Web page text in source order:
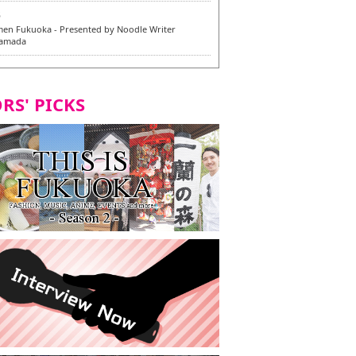
Fukuoka - Presented by Noodle Writer
Cosplay] - Indonesia - #019 MM Earlene
Hakata Honten | Keliling Kota Fukuoka
vegan/vegetarian baru
Fukuoka mencicipi menu vegan/vegetarian
PICKS